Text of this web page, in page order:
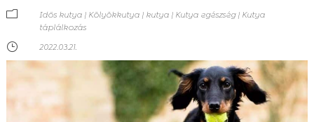
m Idős kutya | Kölyökkutya | kutya | Kutya egészség| Kutya
táplálkozás
}
2022.03.21.